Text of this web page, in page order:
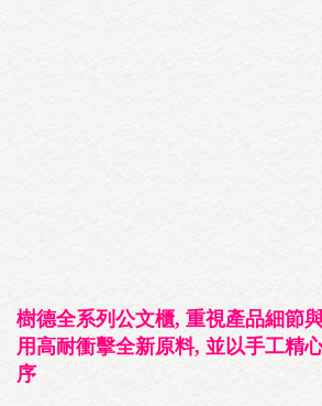
樹德全系列公文櫃, 重視產品細節
用高耐衝擊全新原料, 並以手工精
序